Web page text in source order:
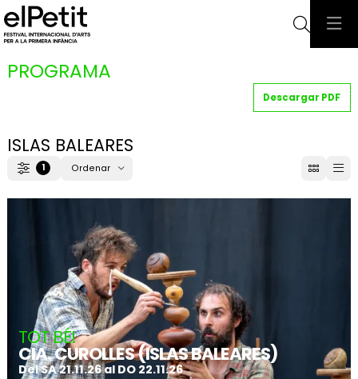
PROGRAMA
Descargar PDF
ISLAS BALEARES
Filtrar
1 Ordenar
TOT BÉ!
CIA. CUROLLES (ISLAS BALEARES)
Del SA 21.11.26al DO 22.11.26